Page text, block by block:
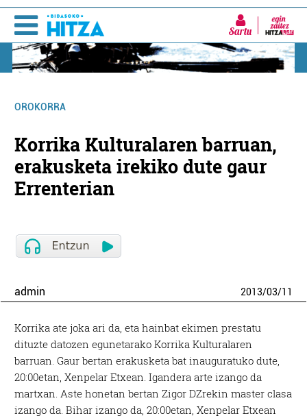
Sartu
OROKORRA
Korrika Kulturalaren barruan,
erakusketa irekiko dute gaur
Errenterian
admin 2013/03/11
Korrika ate joka ari da, eta hainbat ekimen prestatu
dituzte datozen egunetarako Korrika Kulturalaren
barruan. Gaur bertan erakusketa bat inauguratuko dute,
20:00etan, Xenpelar Etxean. Igandera arte izango da
martxan. Aste honetan bertan Zigor DZrekin master clasa
izango da. Bihar izango da, 20:00etan, Xenpelar Etxean